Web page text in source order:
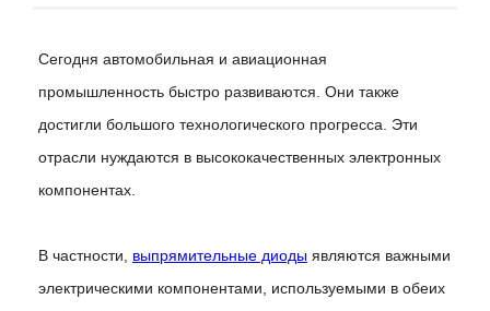
Сегодня автомобильная и авиационная
промышленность быстро развиваются. Они также
достигли большого технологического прогресса. Эти
отрасли нуждаются в высококачественных электронных
компонентах.
В частности, выпрямительные диоды являются важными
электрическими компонентами, используемыми в обеих